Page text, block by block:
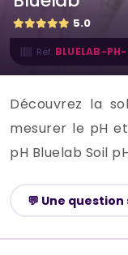
5.0
Réf. BLUELAB-
Découvrez la
mesurer le pH
pH Bluelab Soil
💬 Une